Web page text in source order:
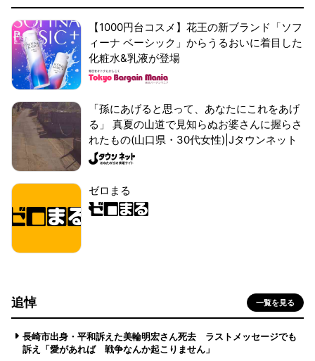
【1000円台コスメ】花王の新ブランド「ソフ
ィーナ ベーシック」からうるおいに着目した
化粧水&乳液が登場
「孫にあげると思って、あなたにこれをあげ
る」 真夏の山道で見知らぬお婆さんに握らさ
れたもの(山口県・30代女性)|Jタウンネット
ゼロまる
追悼 一覧を見る
長崎市出身・平和訴えた美輪明宏さん死去 ラストメッセージでも
訴え「愛があれば 戦争なんか起こりません」